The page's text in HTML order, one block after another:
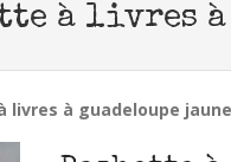
à livres
livres à guadeloupe jaune